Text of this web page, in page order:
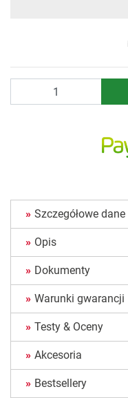
Szczegółowe dane
Opis
Dokumenty
Warunki gwarancji
Testy & Oceny
Akcesoria
Bestsellery